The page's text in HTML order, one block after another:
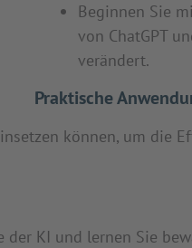
Beginnen Sie
von ChatGPT
verändert.
Praktische
können, um die
KI und lernen Sie